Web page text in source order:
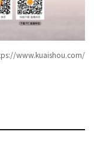
www.kuaishou.com/